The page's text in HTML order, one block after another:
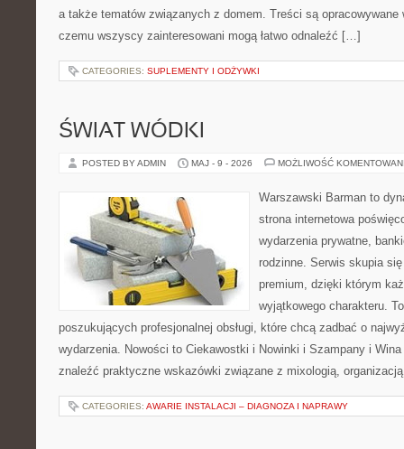
a także tematów związanych z domem. Treści są
czemu wszyscy zainteresowani mogą łatwo odnaleźć […]
CATEGORIES: SUPLEMENTY I ODŻYWKI
ŚWIAT WÓDKI
POSTED BY ADMIN MAJ - 9 - 2026 MOŻLIWOŚĆ
Warszawski Barman to
strona internetowa
wydarzenia prywatne,
rodzinne. Serwis skupia
premium, dzięki którym
wyjątkowego charakteru.
poszukujących profesjonalnej obsługi, które chcą zadbać o
wydarzenia. Nowości to Ciekawostki i Nowinki i Szampany i
znaleźć praktyczne wskazówki związane z mixologią,
CATEGORIES: AWARIE INSTALACJI – DIAGNOZA I NAPRAWY